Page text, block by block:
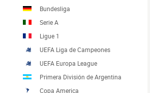
Bundesliga
Serie A
Ligue 1
UEFA Liga de Campeones
UEFA Europa League
Primera División de Argentina
Copa America